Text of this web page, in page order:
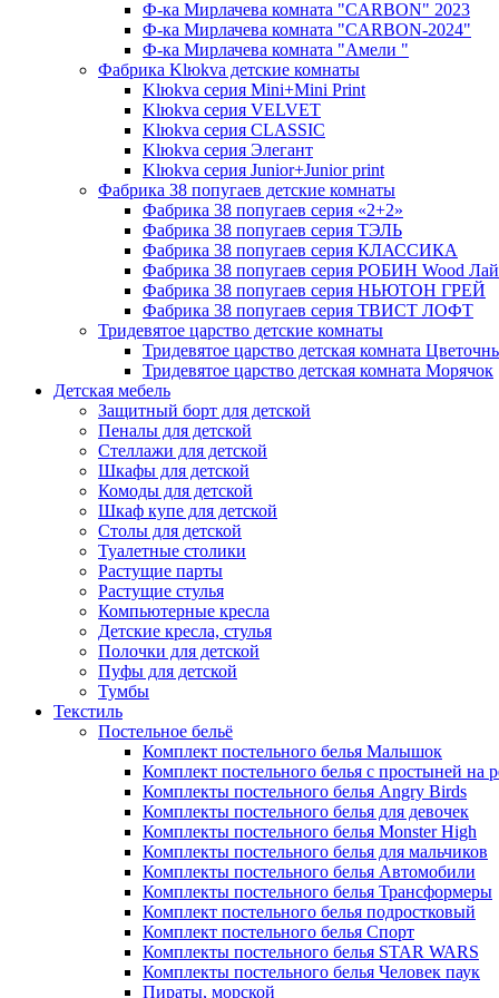
Ф-ка Мирлачева комната "CARBON" 2023
Ф-ка Мирлачева комната "CARBON-2024"
Ф-ка Мирлачева комната "Амели "
Фабрика Klюkva детские комнаты
Klюkva серия Mini+Mini Print
Klюkva серия VELVET
Klюkva серия CLASSIC
Klюkva серия Элегант
Klюkva серия Junior+Junior print
Фабрика 38 попугаев детские комнаты
Фабрика 38 попугаев серия «2+2»
Фабрика 38 попугаев серия ТЭЛЬ
Фабрика 38 попугаев серия КЛАССИКА
Фабрика 38 попугаев серия РОБИН Wood
Фабрика 38 попугаев серия НЬЮТОН ГРЕЙ
Фабрика 38 попугаев серия ТВИСТ ЛОФТ
Тридевятое царство детские комнаты
Тридевятое царство детская комната
Тридевятое царство детская комната Морячок
Детская мебель
Защитный борт для детской
Пеналы для детской
Стеллажи для детской
Шкафы для детской
Комоды для детской
Шкаф купе для детской
Столы для детской
Туалетные столики
Растущие парты
Растущие стулья
Компьютерные кресла
Детские кресла, стулья
Полочки для детской
Пуфы для детской
Тумбы
Текстиль
Постельное бельё
Комплект постельного белья Малышок
Комплект постельного белья с простыней на
Комплекты постельного белья Angry Birds
Комплекты постельного белья для девочек
Комплекты постельного белья Monster High
Комплекты постельного белья для мальчиков
Комплекты постельного белья Автомобили
Комплекты постельного белья Трансформеры
Комплект постельного белья подростковый
Комплект постельного белья Спорт
Комплекты постельного белья STAR WARS
Комплекты постельного белья Человек паук
Пираты, морской